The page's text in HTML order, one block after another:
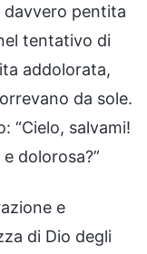
davvero pentita
tentativo di
addolorata,
da sole.
“Cielo, salvami!
dolorosa?”
e
di Dio degli